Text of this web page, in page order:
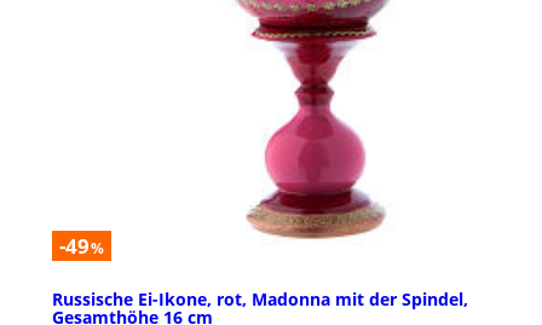
-49%
Russische Ei-Ikone, rot, Madonna mit der Spindel,
Gesamthöhe 16 cm